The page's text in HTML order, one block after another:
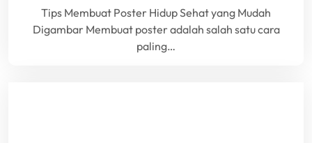
Tips Membuat Poster Hidup Sehat yang Mudah
Digambar Membuat poster adalah salah satu cara
paling…